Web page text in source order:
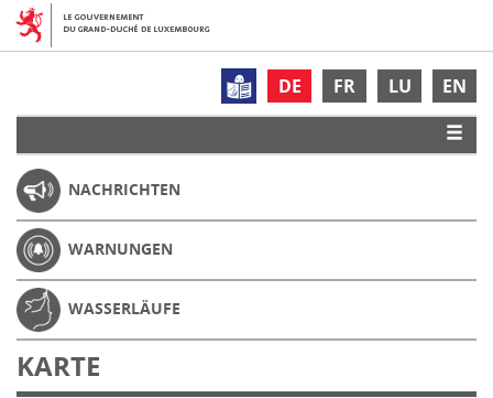
DE FR LU EN
NACHRICHTEN
WARNUNGEN
WASSERLÄUFE
KARTE